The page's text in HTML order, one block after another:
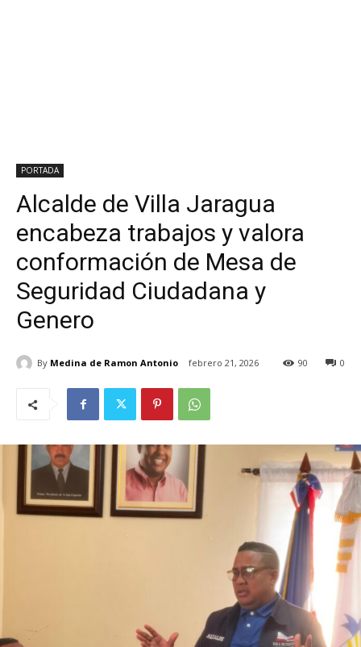
PORTADA
Alcalde de Villa Jaragua
encabeza trabajos y valora
conformación de Mesa de
Seguridad Ciudadana y
Genero
By Medina de Ramon Antonio febrero 21, 2026 0
90